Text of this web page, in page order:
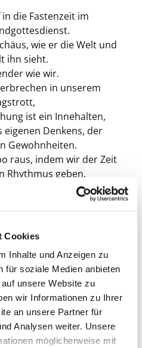
Cookies
Inhalte und Anzeigen zu
für soziale Medien anbieten
unsere Website zu
wir Informationen zu Ihrer
an unsere Partner für
Analysen weiter. Unsere
möglicherweise mit
die Fastenzeit im
wie er die Welt und
ihn sieht.
wie wir.
in unserem
ist ein Innehalten,
Denkens, der
Gewohnheiten.
raus, indem wir der Zeit
Rhythmus geben.
und dann hoffentlich
größere Kraft.
jeden Montag bis
findet KEIN
statt.